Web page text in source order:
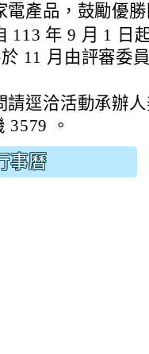
電產品，鼓勵優
113 年 9 月 1 日
11 月由評審委
請逕洽活動承辦
3579 。
事曆